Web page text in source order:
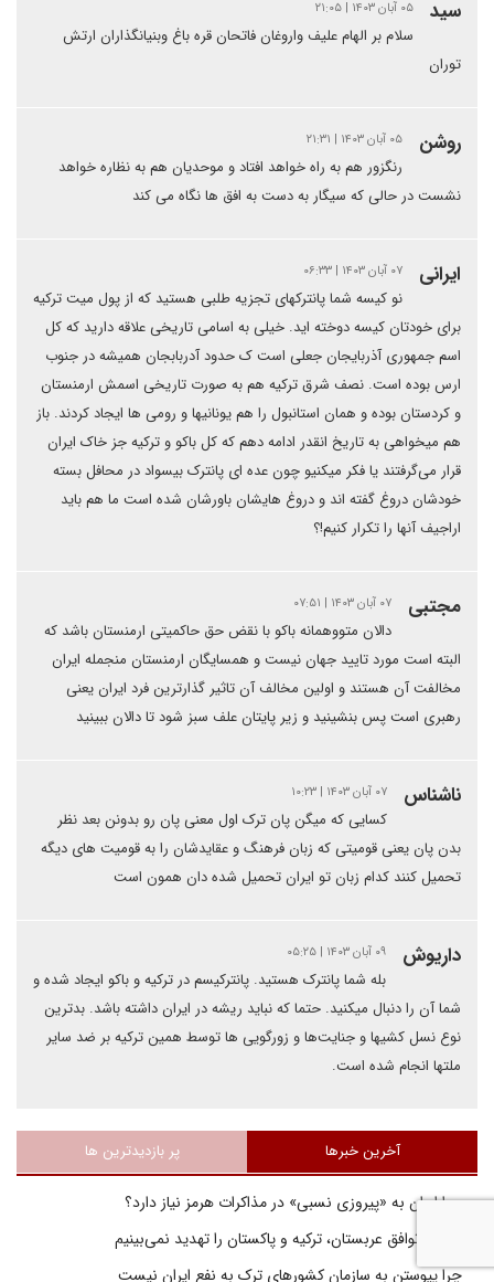
سید ۰۵ آبان ۱۴۰۳ | ۲۱:۰۵
سلام بر الهام علیف واروغان فاتحان قره باغ وبنیانگذاران ارتش
توران
روشن ۰۵ آبان ۱۴۰۳ | ۲۱:۳۱
رنگزور هم به راه خواهد افتاد و موحدیان هم به نظاره خواهد
نشست در حالی که سیگار به دست به افق ها نگاه می کند
ایرانی ۰۷ آبان ۱۴۰۳ | ۰۶:۳۳
نو کیسه شما پانترکهای تجزیه طلبی هستید که از پول میت ترکیه
برای خودتان کیسه دوخته اید. خیلی به اسامی تاریخی علاقه دارید که کل
اسم جمهوری آذربایجان جعلی است ک حدود آدربابجان همیشه در جنوب
ارس بوده است. نصف شرق ترکیه هم به صورت تاریخی اسمش ارمنستان
و کردستان بوده و همان استانبول را هم یونانیها و رومی ها ایجاد کردند. باز
هم‌ میخواهی به تاریخ انقدر ادامه دهم که کل باکو و ترکیه جز خاک ایران
قرار می‌گرفتند یا فکر میکنیو چون عده ای پانترک بیسواد در محافل بسته
خودشان دروغ گفته اند و دروغ هایشان باورشان شده است ما هم‌ باید
اراجیف آنها را تکرار کنیم!؟
مجتبی ۰۷ آبان ۱۴۰۳ | ۰۷:۵۱
دالان متووهمانه باکو با نقض حق حاکمیتی ارمنستان باشد که
البته است مورد تایید جهان نیست و همسایگان ارمنستان منجمله ایران
مخالفت آن هستند و اولین مخالف آن تاثیر گذارترین فرد ایران یعنی
رهبری است پس بنشینید و زیر پایتان علف سبز شود تا دالان ببینید
ناشناس ۰۷ آبان ۱۴۰۳ | ۱۰:۲۳
کسایی که میگن پان ترک اول معنی پان رو بدونن بعد نظر
بدن پان یعنی قومیتی که زبان فرهنگ و عقایدشان را به قومیت های دیگه
تحمیل کنند کدام زبان تو ایران تحمیل شده دان همون است
داریوش ۰۹ آبان ۱۴۰۳ | ۰۵:۲۵
بله شما پانترک هستید. پانترکیسم در ترکیه و باکو ایجاد شده و
شما آن را دنبال میکنید‌. حتما که نباید ریشه در ایران داشته باشد. بدترین
نوع نسل کشیها و جنایت‌ها و زورگویی ها توسط همین ترکیه بر ضد سایر
ملتها انجام شده است.
آخرین خبرها پر بازدیدترین ها
چرا ایران به «پیروزی نسبی» در مذاکرات هرمز نیاز دارد؟
بقایی: توافق عربستان، ترکیه و پاکستان را تهدید نمی‌بینیم
چرا پیوستن به سازمان کشورهای ترک به نفع ایران نیست